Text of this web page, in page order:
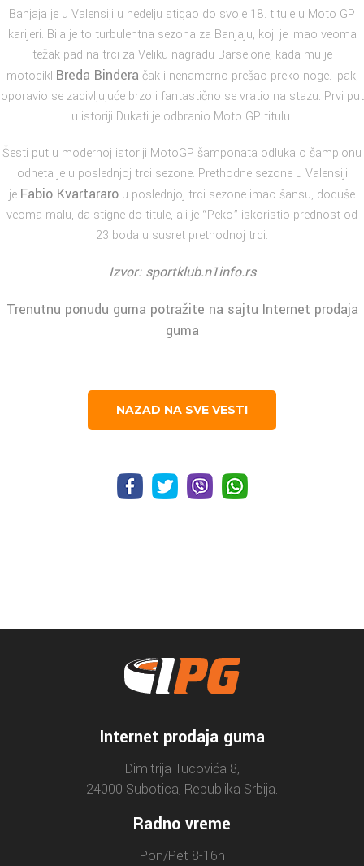
Banjaja je u Valensiji u nedelju stigao do svoje 18. titule u Moto GP
karijeri. Bila je to turbulentna sezona za Banjaju, koji je imao veoma
težak pad na trci za Veliku nagradu Barselone, kada mu je
motocikl Breda Bindera čak i nenamerno prešao preko noge. Ipak,
oporavio se zadivljujuće brzo i fantastično se vratio na stazu. Prvi put
u istoriji Dukati je odbranio Moto GP titulu.
Šesti put u modernoj istoriji MotoGP šamponata odluka o šampionu
odneta je u poslednjoj trci sezone. Prethodne sezone u Valensiji
je Fabio Kvartararo u poslednjoj trci sezone imao šansu, doduše
veoma malu, da stigne do titule, ali je “Peko” iskoristio prednost od
23 boda u susret prethodnoj trci.
Izvor: sportklub.n1info.rs
Trenutnu ponudu guma potražite na sajtu Internet prodaja
guma
NAZAD NA SVE VESTI
Internet prodaja guma
Dimitrija Tucovića 8,
24000 Subotica, Republika Srbija.
Radno vreme
Pon/Pet 8-16h